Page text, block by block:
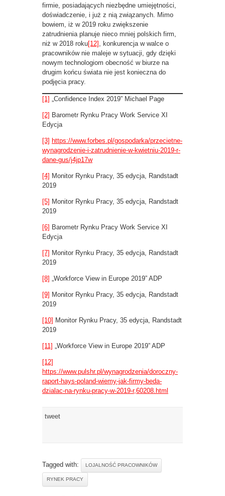
firmie, posiadających niezbędne umiejętności,
doświadczenie, i już z nią związanych. Mimo
bowiem, iż w 2019 roku zwiększenie
zatrudnienia planuje nieco mniej polskich firm,
niż w 2018 roku[12] , konkurencja w walce o
pracowników nie maleje w sytuacji, gdy dzięki
nowym technologiom obecność w biurze na
drugim końcu świata nie jest konieczna do
podjęcia pracy.
[1] „Confidence Index 2019” Michael Page
[2] Barometr Rynku Pracy Work Service XI
Edycja
[3] https://www.forbes.pl/gospodarka/przecietne-
wynagrodzenie-i-zatrudnienie-w-kwietniu-2019-r-
dane-gus/j4jp17w
[4] Monitor Rynku Pracy, 35 edycja, Randstadt
2019
[5] Monitor Rynku Pracy, 35 edycja, Randstadt
2019
[6] Barometr Rynku Pracy Work Service XI
Edycja
[7] Monitor Rynku Pracy, 35 edycja, Randstadt
2019
[8] „Workforce View in Europe 2019” ADP
[9] Monitor Rynku Pracy, 35 edycja, Randstadt
2019
[10] Monitor Rynku Pracy, 35 edycja, Randstadt
2019
[11] „Workforce View in Europe 2019” ADP
[12]
https://www.pulshr.pl/wynagrodzenia/doroczny-
raport-hays-poland-wiemy-jak-firmy-beda-
dzialac-na-rynku-pracy-w-2019-r,60208.html
tweet
Tagged with: LOJALNOŚĆ PRACOWNIKÓW
RYNEK PRACY